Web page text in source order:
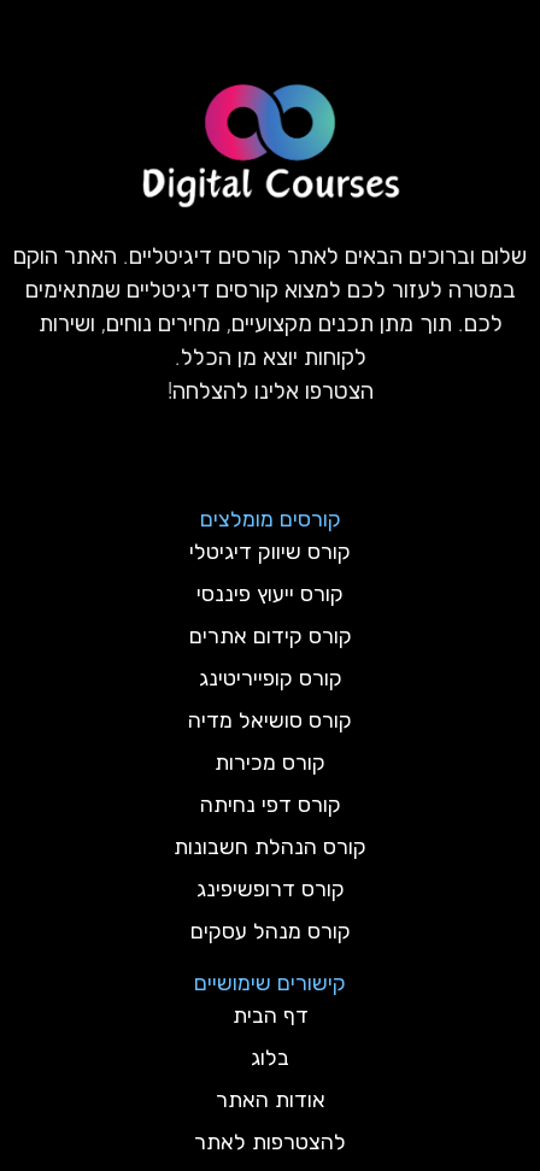
שלום וברוכים הבאים לאתר קורסים דיגיטליים. האתר הוקם
במטרה לעזור לכם למצוא קורסים דיגיטליים שמתאימים
לכם. תוך מתן תכנים מקצועיים, מחירים נוחים, ושירות
לקוחות יוצא מן הכלל.
הצטרפו אלינו להצלחה!
קורסים מומלצים
קורס שיווק דיגיטלי
קורס ייעוץ פיננסי
קורס קידום אתרים
קורס קופייריטינג
קורס סושיאל מדיה
קורס מכירות
קורס דפי נחיתה
קורס הנהלת חשבונות
קורס דרופשיפינג
קורס מנהל עסקים
קישורים שימושיים
דף הבית
בלוג
אודות האתר
להצטרפות לאתר